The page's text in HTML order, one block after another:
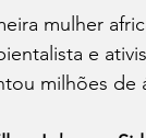
mulher
e
milhões de